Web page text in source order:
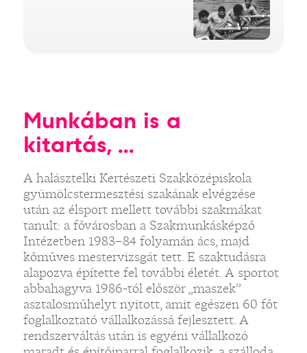
Munkában is a
kitartás, ...
A halásztelki Kertészeti Szakközépiskola
gyümölcstermesztési szakának elvégzése
után az élsport mellett további szakmákat
tanult: a fővárosban a Szakmunkásképző
Intézetben 1983–84 folyamán ács, majd
kőműves mestervizsgát tett. E szaktudásra
alapozva építette fel további életét. A sportot
abbahagyva 1986-tól először „maszek”
asztalosműhelyt nyitott, amit egészen 60 főt
foglalkoztató vállalkozássá fejlesztett. A
rendszerváltás után is egyéni vállalkozó